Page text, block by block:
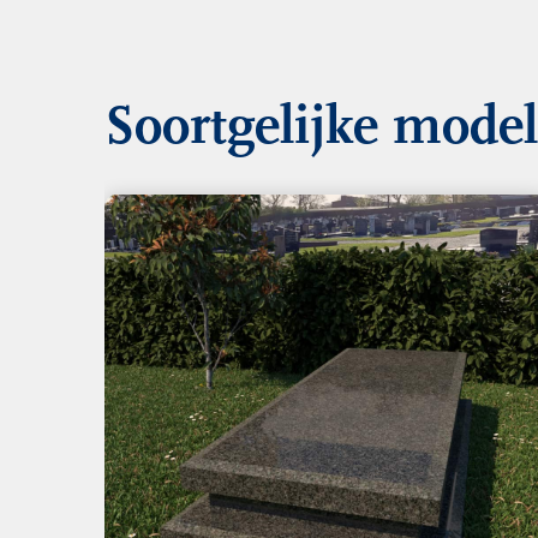
Soortgelijke